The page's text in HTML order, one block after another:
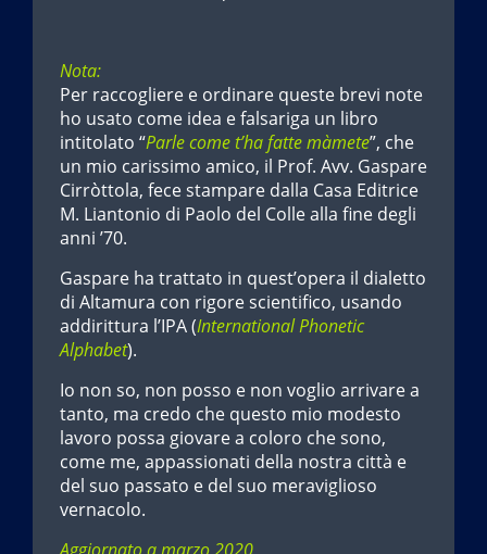
Nota:
Per raccogliere e ordinare queste brevi note
ho usato come idea e falsariga un libro
intitolato “Parle come t’ha fatte màmete”, che
un mio carissimo amico, il Prof. Avv. Gaspare
Cirròttola, fece stampare dalla Casa Editrice
M. Liantonio di Paolo del Colle alla fine degli
anni ’70.
Gaspare ha trattato in quest’opera il dialetto
di Altamura con rigore scientifico, usando
addirittura l’IPA (International Phonetic
Alphabet).
Io non so, non posso e non voglio arrivare a
tanto, ma credo che questo mio modesto
lavoro possa giovare a coloro che sono,
come me, appassionati della nostra città e
del suo passato e del suo meraviglioso
vernacolo.